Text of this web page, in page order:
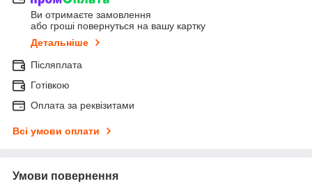
Ви отримаєте замовлення
або гроші повернуться на вашу картку
Детальніше
Післяплата
Готівкою
Оплата за реквізитами
Всі умови оплати
Умови повернення